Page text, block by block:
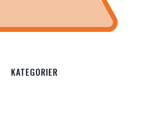
KATEGORIER